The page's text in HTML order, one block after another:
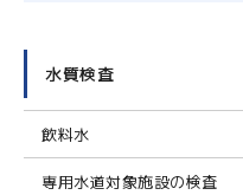
水質検査
飲料水
専用水道対象施設の検査